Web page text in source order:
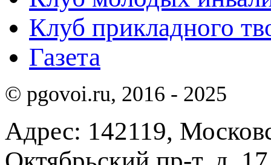
Клуб прикладного
Газета
© pgovoi.ru, 2016 - 2025
Адрес: 142119,